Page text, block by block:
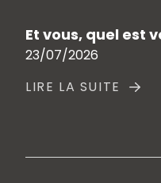
Et vous, quel est
23/07/2026
LIRE LA SUITE